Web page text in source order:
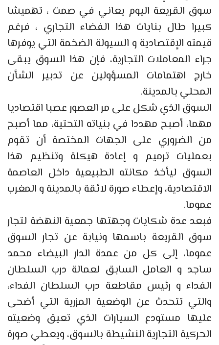
سوق القريعة اليوم يعاني في صمت ، تهميشا
كبيرا طال بنايات هذا الفضاء التجاري ، فرغم
قيمته الإقتصادية و السيولة الضخمة التي يوفرها
جراء المعاملات التجارية، فإن هذا السوق يبقى
خارج اهتمامات المسؤولين عن تدبير الشأن
المحلي بالمدينة.
السوق الذي شكل على مر العصور عصبا اقتصاديا
مهما، أصبح مهددا في بنياته التحتية، مما أصبح
من الضروري على الجهات المختصة أن تقوم
بعمليات ترميم و إعادة هيكلة وتنظيم هذا
السوق ليأخذ مكانته الطبيعية داخل العاصمة
الاقتصادية، وإعطاء صورة لائقة بالمدينة و المغرب
عموما.
فبعد عدة شكايات وجهتها جمعية النهضة لتجار
سوق القريعة باسمها ونيابة عن تجار السوق
عموما، إلى كل من عمدة الدار البيضاء محمد
ساجد و العامل السابق لعمالة درب السلطان
الفداء و رئيس مقاطعة درب السلطان الفداء،
والتي تتحدث عن الوضعية المزرية التي أضحى
عليها مستودع السيارات الذي تعيق وضعيته
الحركية التجارية النشيطة بالسوق، ويعطي صورة